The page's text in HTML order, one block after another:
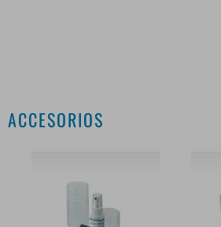
ACCESORIOS